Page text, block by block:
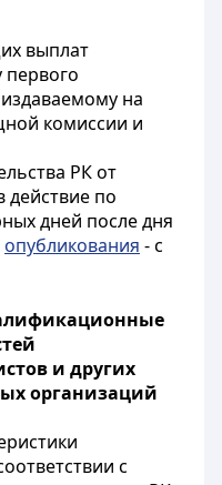
выплат
первого
на
комиссии и
РК от
действие по
дней после дня
опубликования - с
и других
организаций
с